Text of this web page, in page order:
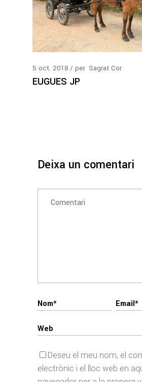
5 oct. 2018 per Sagrat Cor
EUGUES JP
Deixa un comentari
Deseu el meu nom, el
electrònic i el lloc web en